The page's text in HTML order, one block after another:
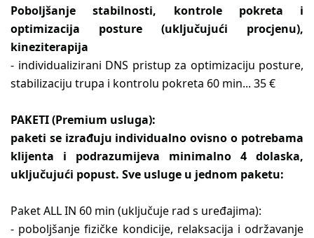
Poboljšanje stabilnosti, kontrole pokreta i
optimizacija posture (uključujući procjenu),
kineziterapija
- individualizirani DNS pristup za optimizaciju posture,
stabilizaciju trupa i kontrolu pokreta 60 min... 35 €
PAKETI (Premium usluga):
paketi se izrađuju individualno ovisno o potrebama
klijenta i podrazumijeva minimalno 4 dolaska,
uključujući popust. Sve usluge u jednom paketu:
Paket ALL IN 60 min (uključuje rad s uređajima):
- poboljšanje fizičke kondicije, relaksacija i održavanje